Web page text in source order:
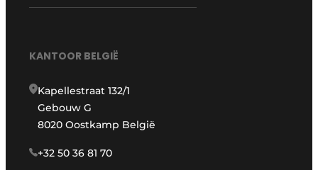
KANTOOR BELGIË
Kapellestraat 132/1
Gebouw G
8020 Oostkamp België
+32 50 36 81 70